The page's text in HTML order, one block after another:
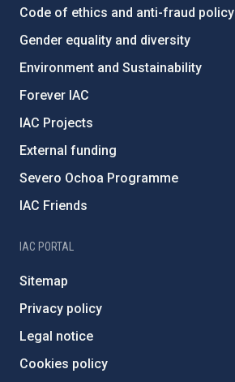
Code of ethics and anti-fraud policy
Gender equality and diversity
Environment and Sustainability
Forever IAC
IAC Projects
External funding
Severo Ochoa Programme
IAC Friends
IAC PORTAL
Sitemap
Privacy policy
Legal notice
Cookies policy